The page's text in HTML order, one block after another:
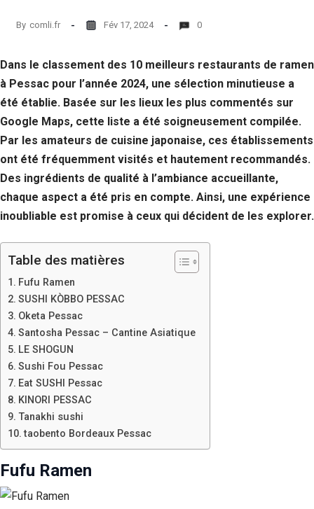
By comli.fr Fév 17, 2024 0
Dans le classement des 10 meilleurs restaurants de ramen
à Pessac pour l’année 2024, une sélection minutieuse a
été établie. Basée sur les lieux les plus commentés sur
Google Maps, cette liste a été soigneusement compilée.
Par les amateurs de cuisine japonaise, ces établissements
ont été fréquemment visités et hautement recommandés.
Des ingrédients de qualité à l’ambiance accueillante,
chaque aspect a été pris en compte. Ainsi, une expérience
inoubliable est promise à ceux qui décident de les explorer.
Table des matières
Fufu Ramen
SUSHI KÒBBO PESSAC
Oketa Pessac
Santosha Pessac – Cantine Asiatique
LE SHOGUN
Sushi Fou Pessac
Eat SUSHI Pessac
KINORI PESSAC
Tanakhi sushi
taobento Bordeaux Pessac
Fufu Ramen